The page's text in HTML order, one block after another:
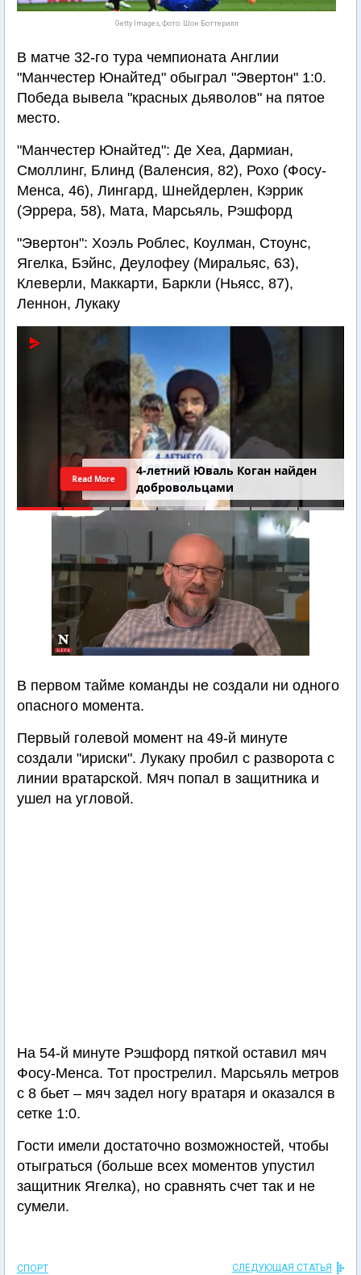
Getty Images, Фото: Шон Боттерилл
В матче 32-го тура чемпионата Англии
"Манчестер Юнайтед" обыграл "Эвертон" 1:0.
Победа вывела "красных дьяволов" на пятое
место.
"Манчестер Юнайтед": Де Хеа, Дармиан,
Смоллинг, Блинд (Валенсия, 82), Рохо (Фосу-
Менса, 46), Лингард, Шнейдерлен, Кэррик
(Эррера, 58), Мата, Марсьяль, Рэшфорд
"Эвертон": Хоэль Роблес, Коулман, Стоунс,
Ягелка, Бэйнс, Деулофеу (Миральяс, 63),
Клеверли, Маккарти, Баркли (Ньясс, 87),
Леннон, Лукаку
4-летний Юваль Коган найден
добровольцами
Read More
В первом тайме команды не создали ни одного
опасного момента.
Первый голевой момент на 49-й минуте
создали "ириски". Лукаку пробил с разворота с
линии вратарской. Мяч попал в защитника и
ушел на угловой.
На 54-й минуте Рэшфорд пяткой оставил мяч
Фосу-Менса. Тот прострелил. Марсьяль метров
с 8 бьет – мяч задел ногу вратаря и оказался в
сетке 1:0.
Гости имели достаточно возможностей, чтобы
отыграться (больше всех моментов упустил
защитник Ягелка), но сравнять счет так и не
сумели.
СПОРТ СЛЕДУЮЩАЯ СТАТЬЯ